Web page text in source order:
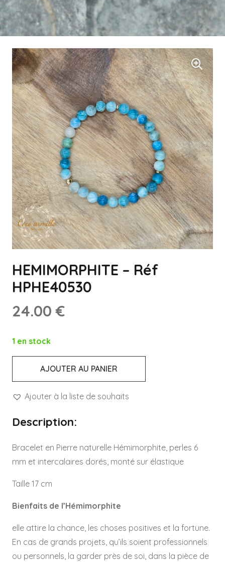
HEMIMORPHITE – Réf
HPHE40530
24.00€
1 en stock
HEMIMORPHITE
-
HPHE40530
AJOUTER AU PANIER
Ajouter à la liste de souhaits
Description:
Bracelet en Pierre naturelle Hémimorphite, perles 6
mm et intercalaires dorés, monté sur élastique
Taille 17 cm
Bienfaits de l’Hémimorphite
elle attire la chance, les choses positives et la fortune.
En cas de grands projets, qu’ils soient professionnels
ou personnels, la garder près de soi, dans la pièce de